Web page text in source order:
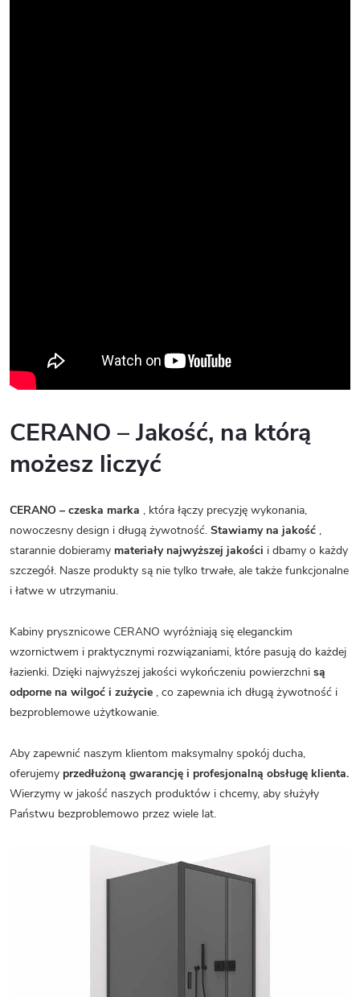
CERANO – Jakość, na którą
możesz liczyć
CERANO – czeska marka , która łączy precyzję wykonania,
nowoczesny design i długą żywotność. Stawiamy na jakość ,
starannie dobieramy materiały najwyższej jakości i dbamy o każdy
szczegół. Nasze produkty są nie tylko trwałe, ale także funkcjonalne
i łatwe w utrzymaniu.
Kabiny prysznicowe CERANO wyróżniają się eleganckim
wzornictwem i praktycznymi rozwiązaniami, które pasują do każdej
łazienki. Dzięki najwyższej jakości wykończeniu powierzchni są
odporne na wilgoć i zużycie , co zapewnia ich długą żywotność i
bezproblemowe użytkowanie.
Aby zapewnić naszym klientom maksymalny spokój ducha,
oferujemy przedłużoną gwarancję i profesjonalną obsługę klienta.
Wierzymy w jakość naszych produktów i chcemy, aby służyły
Państwu bezproblemowo przez wiele lat.